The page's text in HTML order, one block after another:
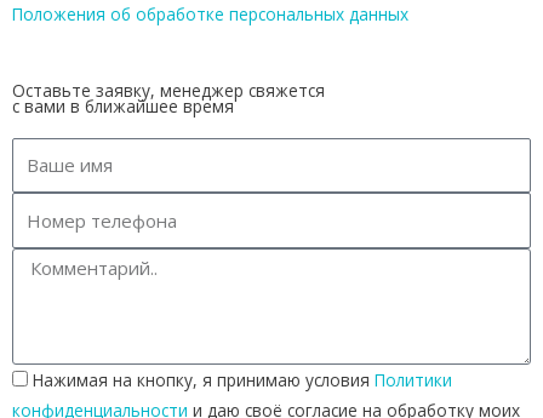
Положения об обработке персональных данных
Оставьте заявку, менеджер свяжется
с вами в ближайшее время
Нажимая на кнопку, я принимаю условия Политики
конфиденциальности и даю своё согласие на обработку моих